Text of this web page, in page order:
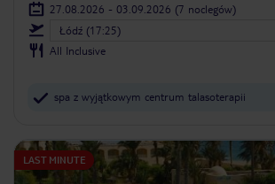
27.08.2026 - 03.09.2026 (7 noclegów)
Łódź (17:25)
All Inclusive
spa z wyjątkowym centrum talasoterapii
LAST MINUTE